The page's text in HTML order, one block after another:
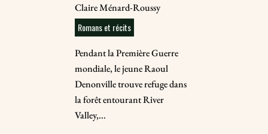
Claire Ménard-Roussy
Romans et récits
Pendant la Première Guerre
mondiale, le jeune Raoul
Denonville trouve refuge dans
la forêt entourant River
Valley,...